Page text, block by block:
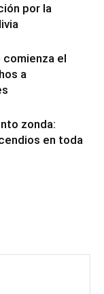
por la
comienza el
a
zonda:
en toda